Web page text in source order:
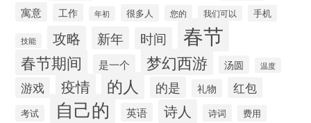
寓意 工作 年初 很多人 您的 我们可以 手机
技能 攻略 新年 时间 春节
春节期间 是一个 梦幻西游 汤圆 温度
游戏 疫情 的人 的是 礼物 红包
考试 自己的 英语 诗人 诗词 费用